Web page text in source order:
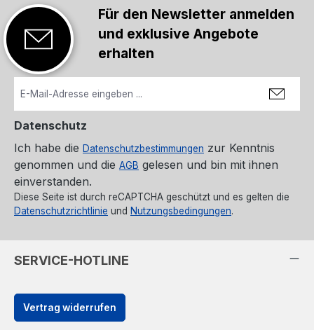
Für den Newsletter anmelden
und exklusive Angebote
erhalten
Datenschutz
Ich habe die Datenschutzbestimmungen zur Kenntnis
genommen und die AGB gelesen und bin mit ihnen
einverstanden.
Diese Seite ist durch reCAPTCHA geschützt und es gelten die
Datenschutzrichtlinie und Nutzungsbedingungen.
SERVICE-HOTLINE
Vertrag widerrufen